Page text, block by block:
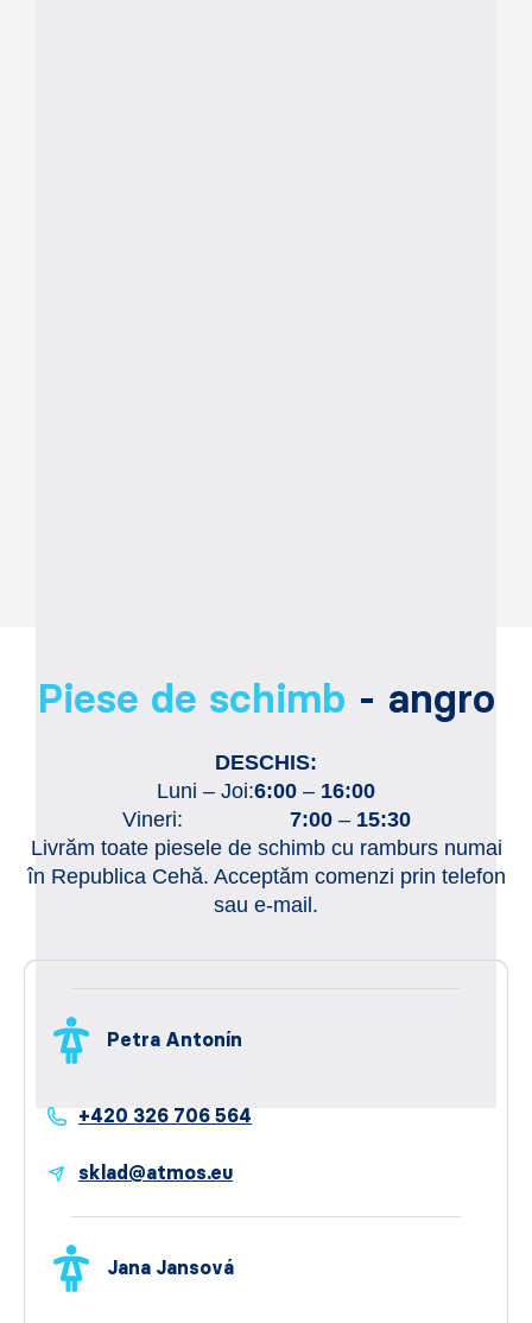
Piese de schimb - angro
DESCHIS:
Luni – Joi:6:00 – 16:00
Vineri: 7:00– 15:30
Livrăm toate piesele de schimb cu ramburs numai
în Republica Cehă. Acceptăm comenzi prin telefon
sau e-mail.
Petra Antonín
+420 326 706 564
sklad@atmos.eu
Jana Jansová